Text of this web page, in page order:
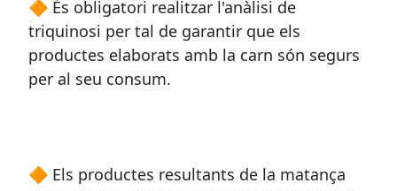
🔶 És obligatori realitzar l'anàlisi de
triquinosi per tal de garantir que els
productes elaborats amb la carn són segurs
per al seu consum.
🔶 Els productes resultants de la matança